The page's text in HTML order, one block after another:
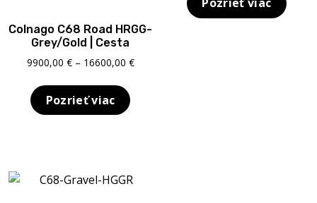
Colnago C68 Road HRGG-
Grey/Gold | Cesta
9900,00 € – 16600,00 €Price
Pozrieť viac